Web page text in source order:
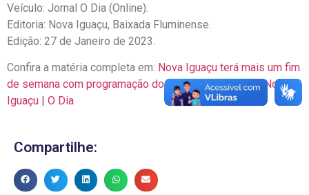
Veículo: Jornal O Dia (Online).
Editoria: Nova Iguaçu, Baixada Fluminense.
Edição: 27 de Janeiro de 2023.
Confira a matéria completa em: Nova Iguaçu terá mais um fim
de semana com programação do Festival das Artes | Nova
Iguaçu | O Dia
Compartilhe: